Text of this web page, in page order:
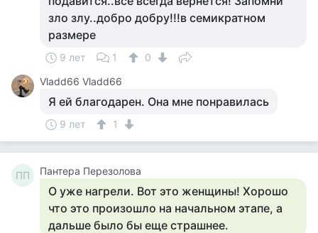
зло злу..добро добру!!!в семикратном
размере
9 лет 1
0
Vladd66 Vladd66
Я ей благодарен. Она мне понравилась
9 лет 1
ПП Пантера Перезолова
О уже нагрели. Вот это женщины! Хорошо
что это произошло на начальном этапе, а
дальше было бы еще страшнее.